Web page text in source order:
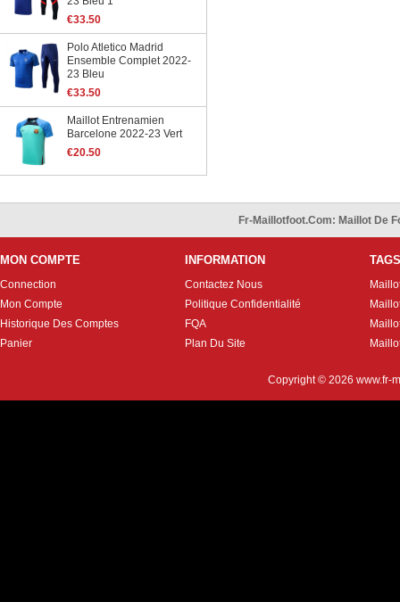
€33.50
Polo Atletico Madrid
Ensemble Complet 2022-
23 Bleu
€33.50
Maillot Entrenamien
Barcelone 2022-23 Vert
€20.50
Fr-Maillotfoot.com: Maillot De
MON COMPTE
Connection
Mon Compte
Historique Des Comptes
Panier
INFORMATION
Contactez Nous
Politique Confidentialité
FQA
Plan Du Site
TAGS
Copyright © 2026 www.fr-